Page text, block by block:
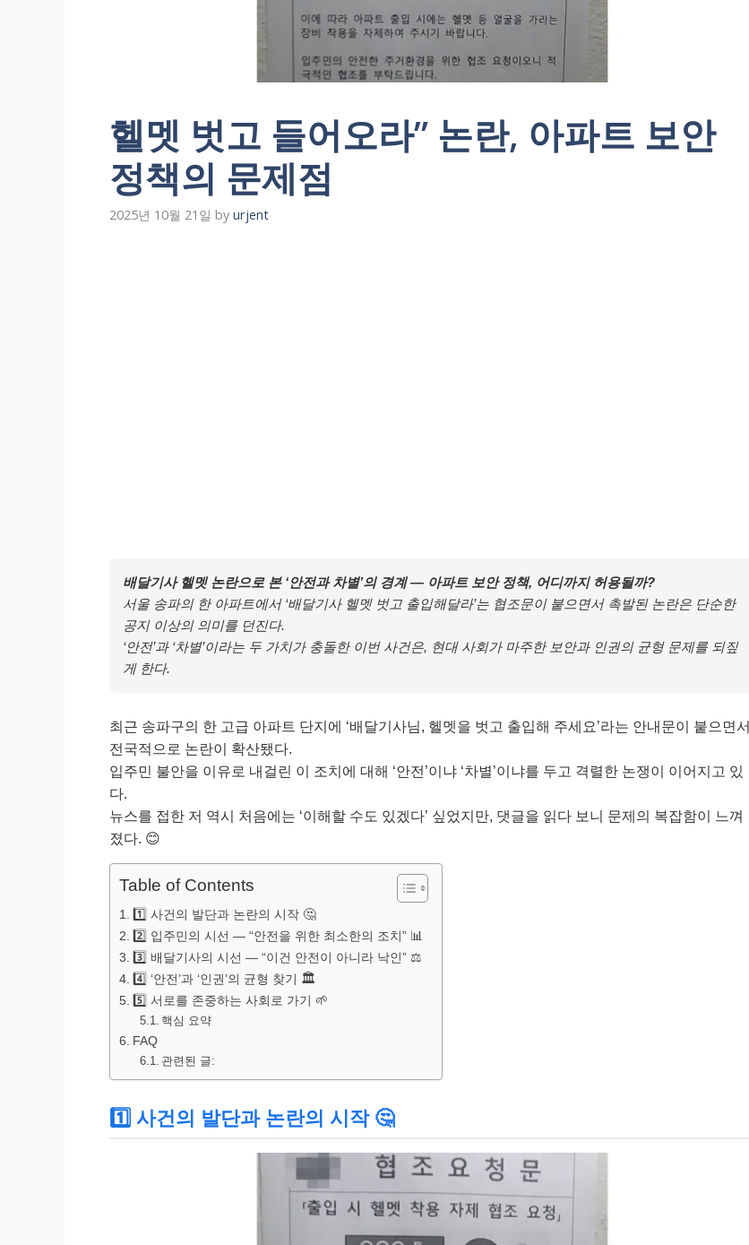
헬멧 벗고 들어오라” 논란, 아파트 보안
정책의 문제점
2025년 10월 21일 by urjent
배달기사 헬멧 논란으로 본 ‘안전과 차별’의 경계 — 아파트 보안 정책, 어디까지 허용될까?
서울 송파의 한 아파트에서 ‘배달기사 헬멧 벗고 출입해달라’는 협조문이 붙으면서 촉발된 논란은 단순한
공지 이상의 의미를 던진다.
‘안전’과 ‘차별’이라는 두 가치가 충돌한 이번 사건은, 현대 사회가 마주한 보안과 인권의 균형 문제를 되짚
게 한다.
최근 송파구의 한 고급 아파트 단지에 ‘배달기사님, 헬멧을 벗고 출입해 주세요’라는 안내문이 붙으면서
전국적으로 논란이 확산됐다.
입주민 불안을 이유로 내걸린 이 조치에 대해 ‘안전’이냐 ‘차별’이냐를 두고 격렬한 논쟁이 이어지고 있
다.
뉴스를 접한 저 역시 처음에는 ‘이해할 수도 있겠다’ 싶었지만, 댓글을 읽다 보니 문제의 복잡함이 느껴
졌다. 😊
Table of Contents
1️⃣ 사건의 발단과 논란의 시작 🤔
2️⃣ 입주민의 시선 — “안전을 위한 최소한의 조치” 📊
3️⃣ 배달기사의 시선 — “이건 안전이 아니라 낙인” ⚖️
4️⃣ ‘안전’과 ‘인권’의 균형 찾기 🏛️
5️⃣ 서로를 존중하는 사회로 가기 🌱
핵심 요약
FAQ
관련된 글:
1️⃣ 사건의 발단과 논란의 시작 🤔